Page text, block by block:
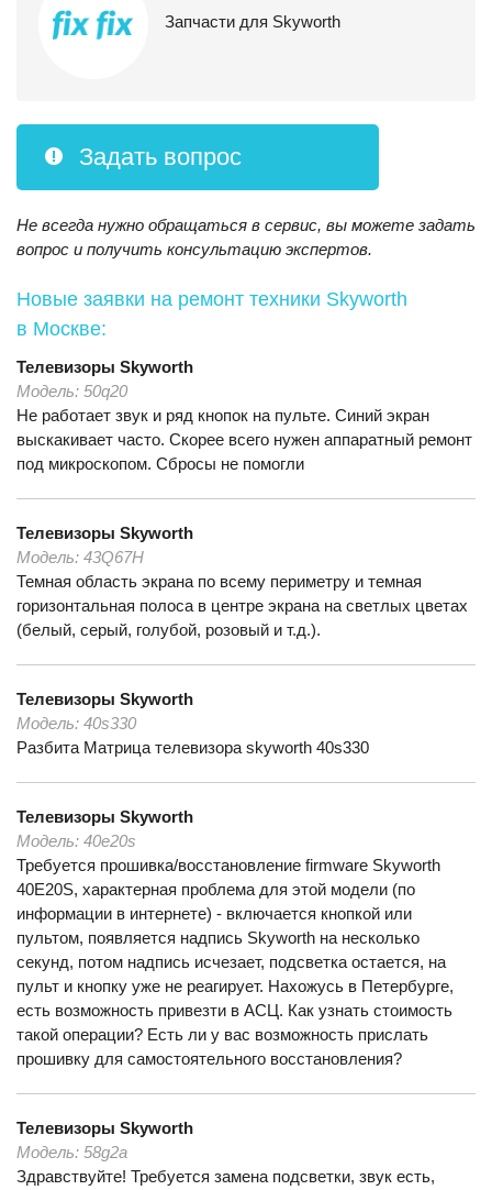
Запчасти для Skyworth
Задать вопрос
Не всегда нужно обращаться в сервис, вы можете задать
вопрос и получить консультацию экспертов.
Новые заявки на ремонт техники Skyworth
в Москве:
Телевизоры Skyworth
Модель: 50q20
Не работает звук и ряд кнопок на пульте. Синий экран
выскакивает часто. Скорее всего нужен аппаратный ремонт
под микроскопом. Сбросы не помогли
Телевизоры Skyworth
Модель: 43Q67H
Темная область экрана по всему периметру и темная
горизонтальная полоса в центре экрана на светлых цветах
(белый, серый, голубой, розовый и т.д.).
Телевизоры Skyworth
Модель: 40s330
Разбита Матрица телевизора skyworth 40s330
Телевизоры Skyworth
Модель: 40e20s
Требуется прошивка/восстановление firmware Skyworth
40E20S, характерная проблема для этой модели (по
информации в интернете) - включается кнопкой или
пультом, появляется надпись Skyworth на несколько
секунд, потом надпись исчезает, подсветка остается, на
пульт и кнопку уже не реагирует. Нахожусь в Петербурге,
есть возможность привезти в АСЦ. Как узнать стоимость
такой операции? Есть ли у вас возможность прислать
прошивку для самостоятельного восстановления?
Телевизоры Skyworth
Модель: 58g2a
Здравствуйте! Требуется замена подсветки, звук есть,